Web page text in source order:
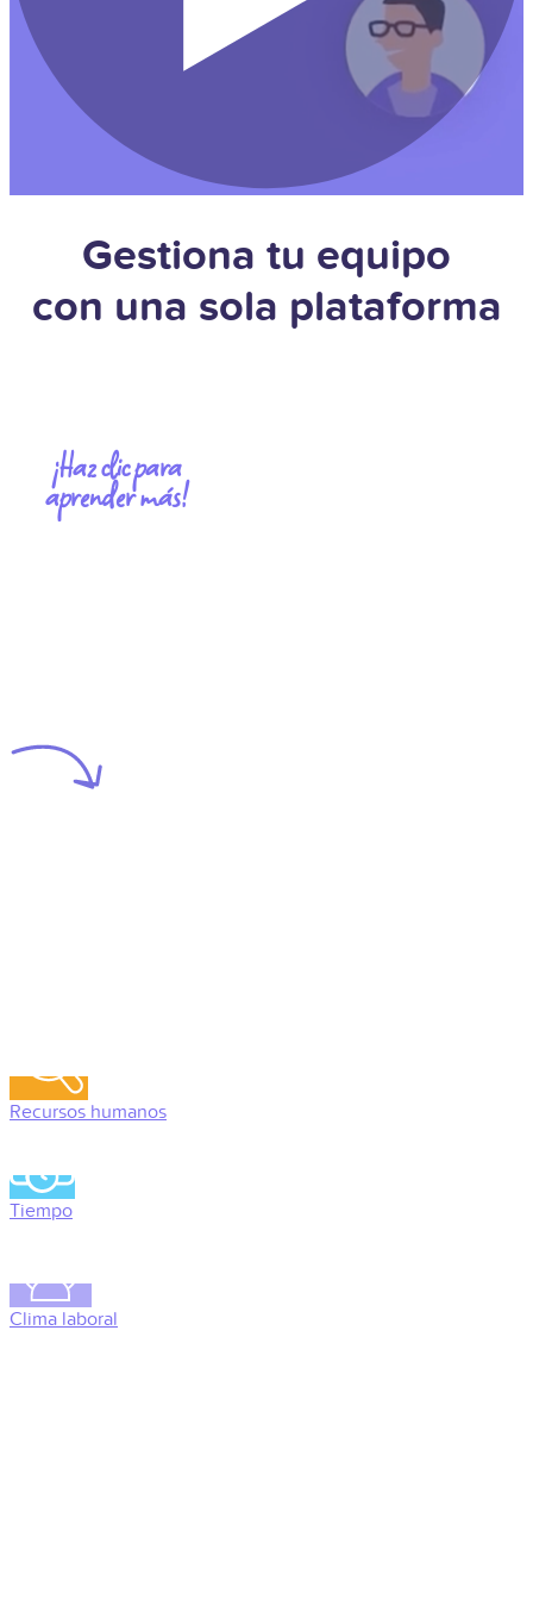
Gestiona tu equipo
con una sola plataforma
¡Haz clic para
aprender más!
Recursos humanos
Tiempo
Clima laboral